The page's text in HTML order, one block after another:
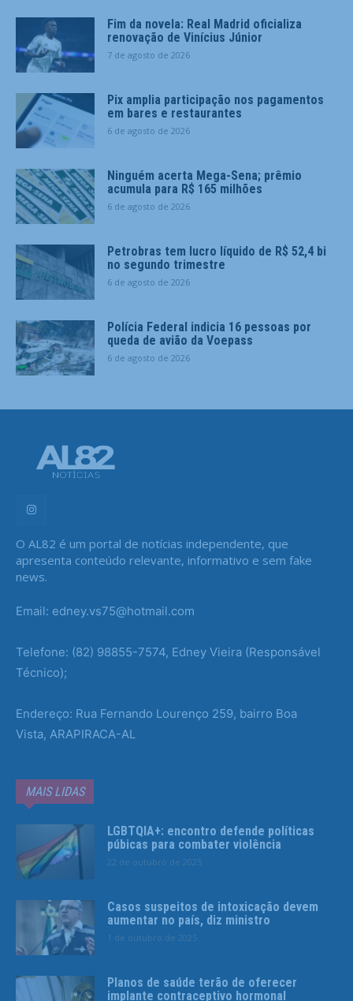
Fim da novela: Real Madrid oficializa
renovação de Vinícius Júnior
7 de agosto de 2026
Pix amplia participação nos pagamentos
em bares e restaurantes
6 de agosto de 2026
Ninguém acerta Mega-Sena; prêmio
acumula para R$ 165 milhões
6 de agosto de 2026
Petrobras tem lucro líquido de R$ 52,4 bi
no segundo trimestre
6 de agosto de 2026
Polícia Federal indicia 16 pessoas por
queda de avião da Voepass
6 de agosto de 2026
O AL82 é um portal de notícias independente, que
apresenta conteúdo relevante, informativo e sem fake
news.
Email: edney.vs75@hotmail.com
Telefone: (82) 98855-7574, Edney Vieira (Responsável
Técnico);
Endereço: Rua Fernando Lourenço 259, bairro Boa
Vista, ARAPIRACA-AL
MAIS LIDAS
LGBTQIA+: encontro defende políticas
púbicas para combater violência
22 de outubro de 2025
Casos suspeitos de intoxicação devem
aumentar no país, diz ministro
1 de outubro de 2025
Planos de saúde terão de oferecer
implante contraceptivo hormonal